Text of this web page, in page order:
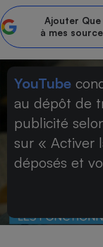
Ajouter
à mes
YouTube
au dépôt de
publicité
sur « Activer
déposés et